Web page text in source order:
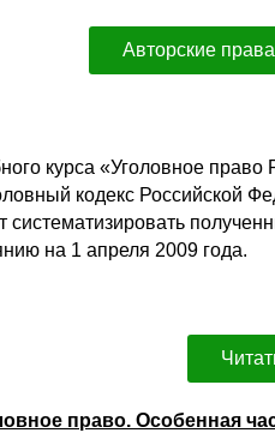
Авторские
курса «Уголовное
кодекс Российской
на 1 апреля 2009 года.
право. Особенная